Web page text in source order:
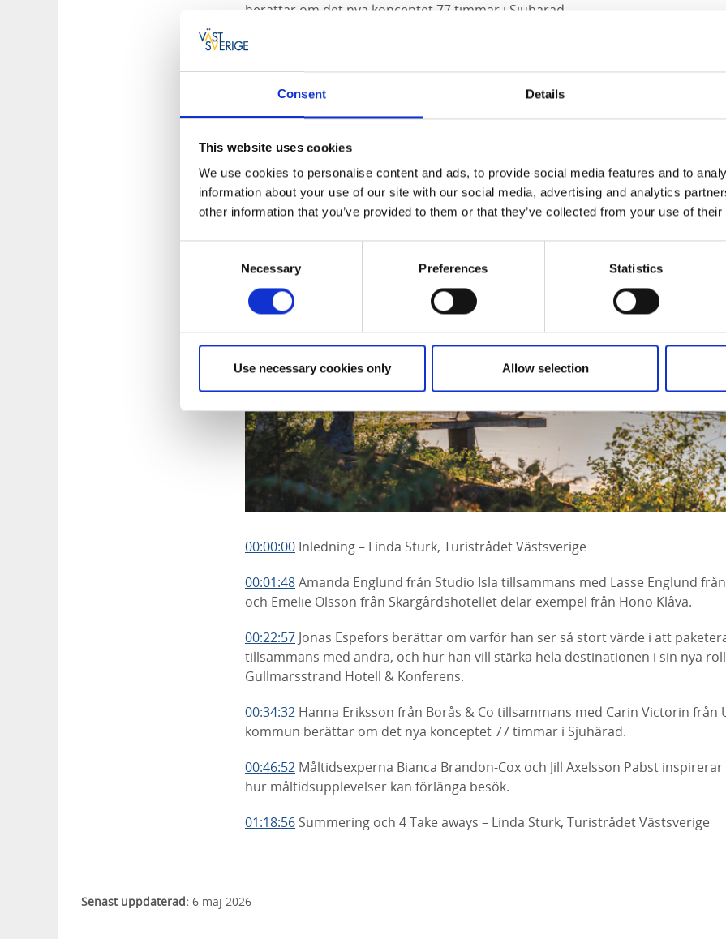
Consent Details
This website uses cookies
We use cookies to personalise content and ads, to provide social media features and to
information about your use of our site with our social media, advertising and analytics
other information that you’ve provided to them or that they’ve collected from your use of
Necessary Preferences Statistics
Use necessary cookies only Allow selection
berättar om det nya konceptet 77 timmar i Sjuhärad.
Bianca Brandon-Cox och Jill Axelsson Pabst som inspirerar med exempel på hur
Se i efterhand
00:00:00 Inledning – Linda Sturk, Turistrådet Västsverige
00:01:48Amanda Englund från Studio Isla tillsammans med Lasse Englund
och Emelie Olsson från Skärgårdshotellet delar exempel från Hönö Klåva.
00:22:57 Jonas Espefors berättar om varför han ser så stort värde i att
tillsammans med andra, och hur han vill stärka hela destinationen i sin nya
Gullmarsstrand Hotell & Konferens.
00:34:32 Hanna Eriksson från Borås & Co tillsammans med Carin Victorin från
kommun berättar om det nya konceptet 77 timmar i Sjuhärad.
00:46:52 Måltidsexperna Bianca Brandon-Cox och Jill Axelsson Pabst
hur måltidsupplevelser kan förlänga besök.
01:18:56 Summering och 4 Take aways – Linda Sturk, Turistrådet Västsverige
Senast uppdaterad: 6 maj 2026